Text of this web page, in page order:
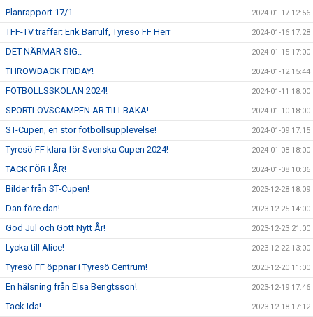
Planrapport 17/1 2024-01-17 12:56
TFF-TV träffar: Erik Barrulf, Tyresö FF Herr 2024-01-16 17:28
DET NÄRMAR SIG.. 2024-01-15 17:00
THROWBACK FRIDAY! 2024-01-12 15:44
FOTBOLLSSKOLAN 2024! 2024-01-11 18:00
SPORTLOVSCAMPEN ÄR TILLBAKA! 2024-01-10 18:00
ST-Cupen, en stor fotbollsupplevelse! 2024-01-09 17:15
Tyresö FF klara för Svenska Cupen 2024! 2024-01-08 18:00
TACK FÖR I ÅR! 2024-01-08 10:36
Bilder från ST-Cupen! 2023-12-28 18:09
Dan före dan! 2023-12-25 14:00
God Jul och Gott Nytt År! 2023-12-23 21:00
Lycka till Alice! 2023-12-22 13:00
Tyresö FF öppnar i Tyresö Centrum! 2023-12-20 11:00
En hälsning från Elsa Bengtsson! 2023-12-19 17:46
Tack Ida! 2023-12-18 17:12